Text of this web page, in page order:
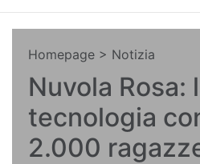
Homepage > Notizia
Nuvola Rosa:
tecnologia
2.000